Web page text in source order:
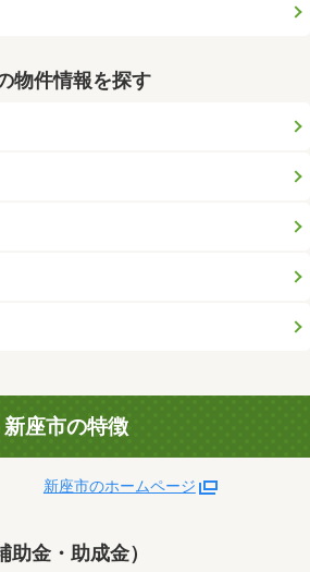
物件情報を探す
新座市の特徴
新座市のホームページ
金・助成金）